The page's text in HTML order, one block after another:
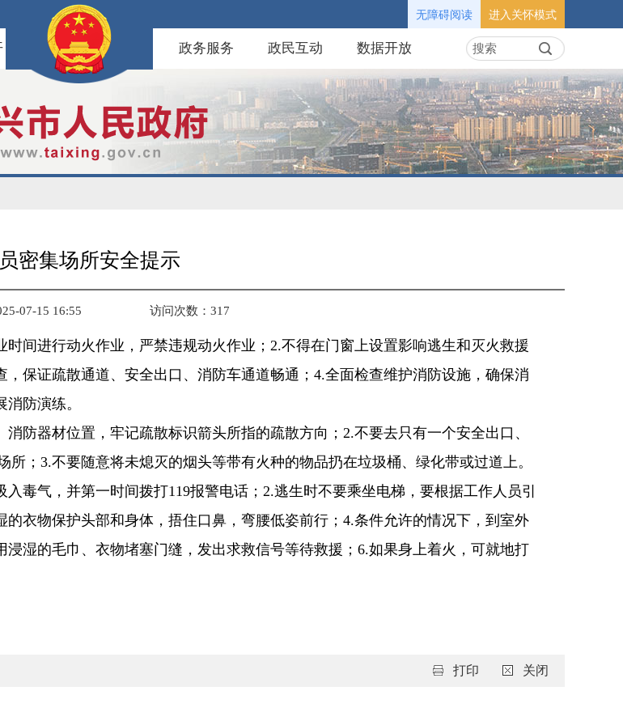
无障碍阅读 进入关怀模式
政务服务 政民互动 数据开放
密集场所安全提示
07-15 16:55 访问次数： 317
间进行动火作业，严禁违规动火作业；2.不得在门窗上设置影响逃生和灭火救援
保证疏散通道、安全出口、消防车通道畅通；4.全面检查维护消防设施，确保消
防演练。
防器材位置，牢记疏散标识箭头所指的疏散方向；2.不要去只有一个安全出口、
；3.不要随意将未熄灭的烟头等带有火种的物品扔在垃圾桶、绿化带或过道上。
毒气，并第一时间拨打119报警电话；2.逃生时不要乘坐电梯，要根据工作人员引
衣物保护头部和身体，捂住口鼻，弯腰低姿前行；4.条件允许的情况下，到室外
湿的毛巾、衣物堵塞门缝，发出求救信号等待救援；6.如果身上着火，可就地打
打印 关闭